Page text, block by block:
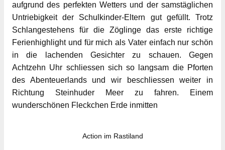
aufgrund des perfekten Wetters und der samstäglichen
Untriebigkeit der Schulkinder-Eltern gut gefüllt. Trotz
Schlangestehens für die Zöglinge das erste richtige
Ferienhighlight und für mich als Vater einfach nur schön
in die lachenden Gesichter zu schauen. Gegen
Achtzehn Uhr schliessen sich so langsam die Pforten
des Abenteuerlands und wir beschliessen weiter in
Richtung Steinhuder Meer zu fahren. Einem
wunderschönen Fleckchen Erde inmitten
Action im Rastiland